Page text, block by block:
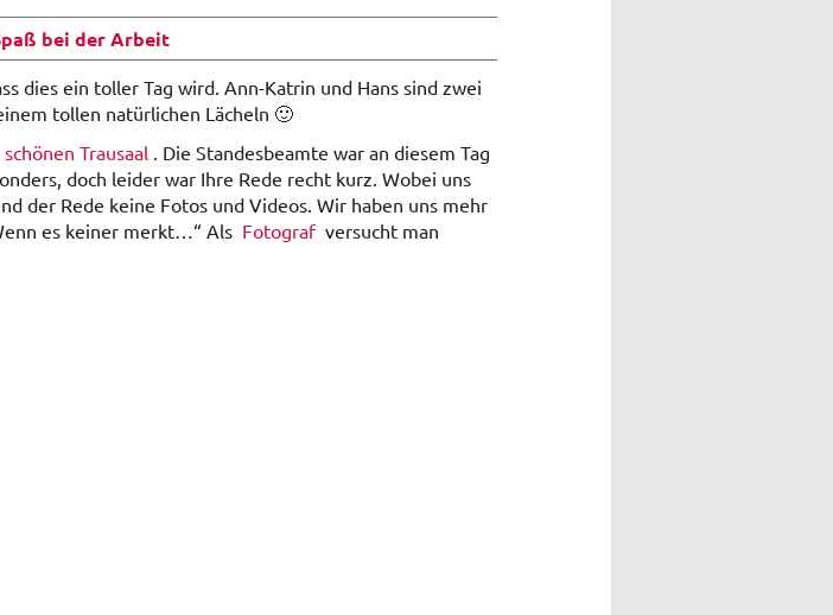
bei der Arbeit
dies ein toller Tag wird. Ann-Katrin und Hans sind zwei
tollen natürlichen Lächeln 🙂
schönen Trausaal . Die Standesbeamte war an diesem Tag
doch leider war Ihre Rede recht kurz. Wobei uns
der Rede keine Fotos und Videos. Wir haben uns mehr
es keiner merkt…“ Als Fotograf versucht man